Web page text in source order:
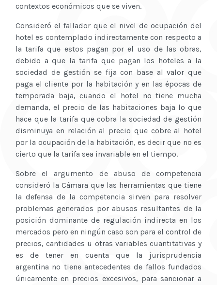
contextos económicos que se viven.
Consideró el fallador que el nivel de ocupación del
hotel es contemplado indirectamente con respecto a
la tarifa que estos pagan por el uso de las obras,
debido a que la tarifa que pagan los hoteles a la
sociedad de gestión se fija con base al valor que
paga el cliente por la habitación y en las épocas de
temporada baja, cuando el hotel no tiene mucha
demanda, el precio de las habitaciones baja lo que
hace que la tarifa que cobra la sociedad de gestión
disminuya en relación al precio que cobre al hotel
por la ocupación de la habitación, es decir que no es
cierto que la tarifa sea invariable en el tiempo.
Sobre el argumento de abuso de competencia
consideró la Cámara que las herramientas que tiene
la defensa de la competencia sirven para resolver
problemas generados por abusos resultantes de la
posición dominante de regulación indirecta en los
mercados pero en ningún caso son para el control de
precios, cantidades u otras variables cuantitativas y
es de tener en cuenta que la jurisprudencia
argentina no tiene antecedentes de fallos fundados
únicamente en precios excesivos, para sancionar a